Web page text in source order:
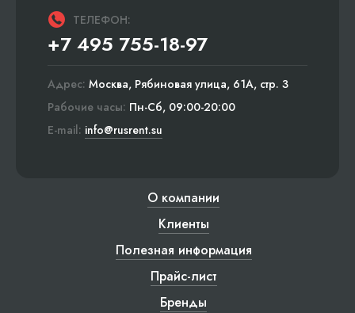
ТЕЛЕФОН:
+7 495 755-18-97
Адрес: Москва, Рябиновая улица, 61А, стр. 3
Рабочие часы: Пн-Сб, 09:00-20:00
E-mail: info@rusrent.su
О компании
Клиенты
Полезная информация
Прайс-лист
Бренды